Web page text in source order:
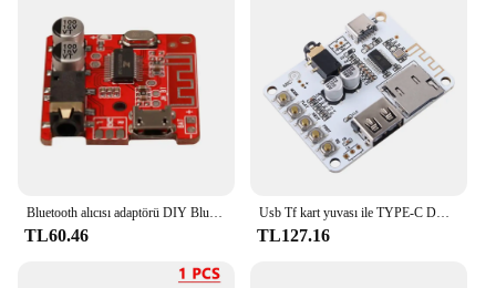
TL60.46
Usb Tf kart yuvası ile TYPE-C DC 5V Bluetooth 5.0 ses alıcı kurulu çözme oynatma kablosuz Stereo müzik modülü
TL127.16